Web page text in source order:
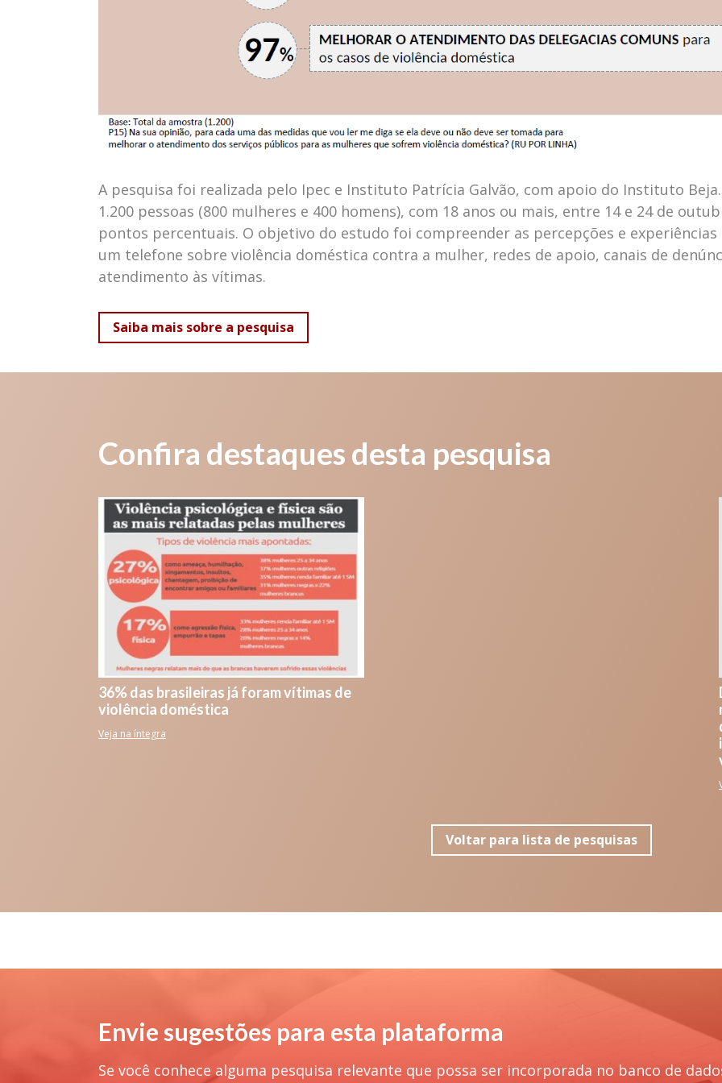
A pesquisa foi realizada pelo Ipec e Instituto Patrícia Galvão, com apoio do Instituto
1.200 pessoas (800 mulheres e 400 homens), com 18 anos ou mais, entre 14 e 24 de
pontos percentuais. O objetivo do estudo foi compreender as percepções e
um telefone sobre violência doméstica contra a mulher, redes de apoio, canais de
atendimento às vítimas.
Saiba mais sobre a pesquisa
Confira destaques desta pesquisa
36% das brasileiras já foram vítimas de
violência doméstica
Veja na íntegra
Voltar para lista de pesquisas
Envie sugestões para esta plataforma
Se você conhece alguma pesquisa relevante que possa ser incorporada no banco de